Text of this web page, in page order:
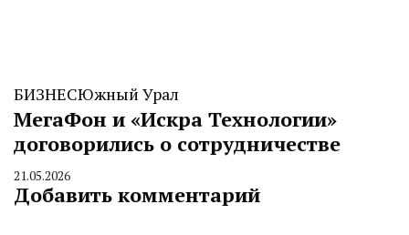
БИЗНЕСЮжный Урал
МегаФон и «Искра Технологии»
договорились о сотрудничестве
By
CHELINDUSTRY
21.05.2026
Добавить комментарий